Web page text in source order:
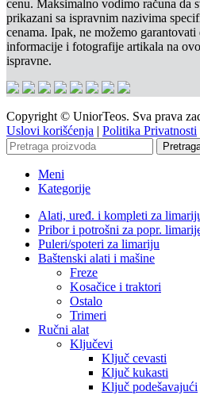
cenu. Maksimalno vodimo računa da
prikazani sa ispravnim nazivima
cenama. Ipak, ne možemo garantovati
informacije i fotografije artikala na
ispravne.
Copyright © UniorTeos. Sva prava
Uslovi korišćenja | Politika Privatnosti
Meni
Kategorije
Alati, uređ. i kompleti za
Pribor i potrošni za popr.
Puleri/spoteri za limariju
Baštenski alati i mašine
Freze
Kosačice i traktori
Ostalo
Trimeri
Ručni alat
Ključevi
Ključ cevasti
Ključ kukasti
Ključ podešavajući